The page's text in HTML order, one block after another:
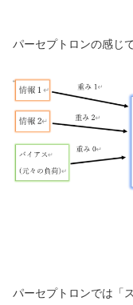
パーセプトロンの感じ
パーセプトロンでは「